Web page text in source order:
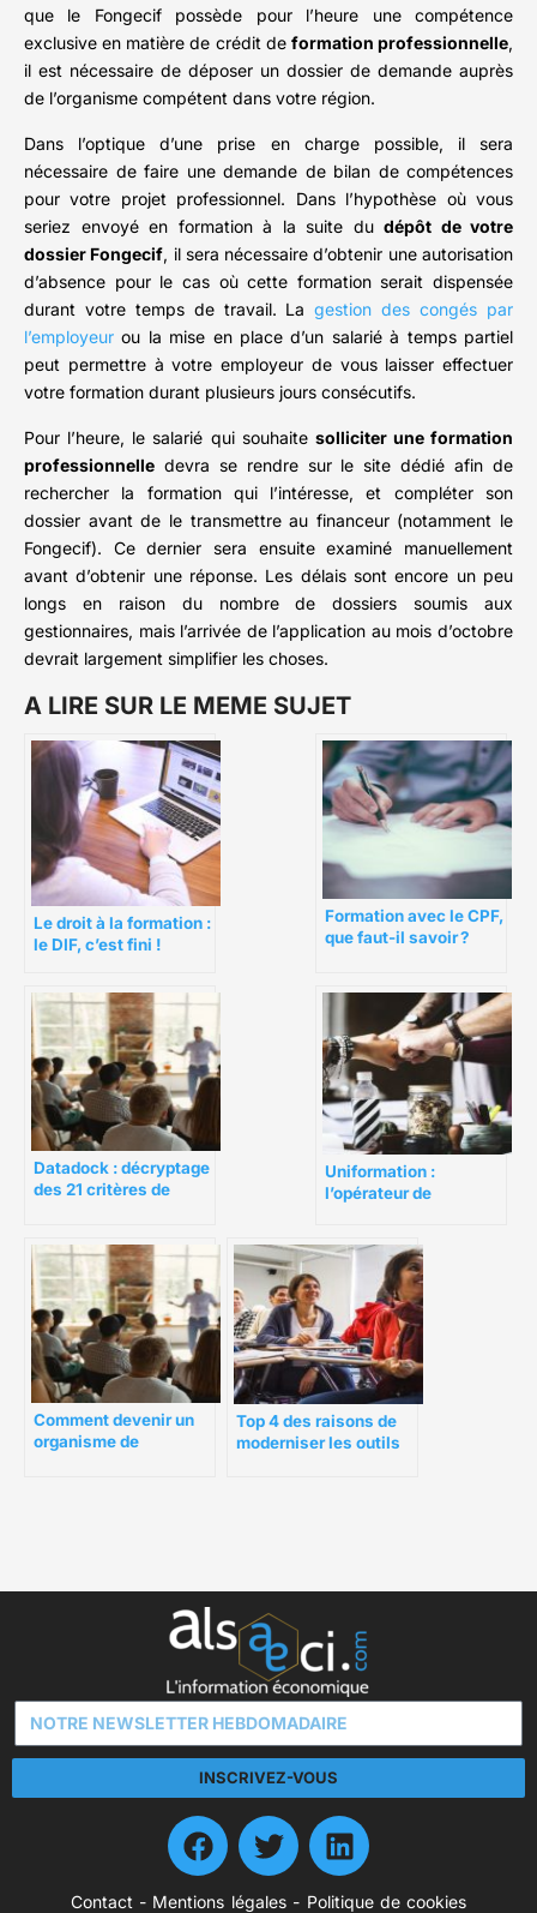
que le Fongecif possède pour l’heure une compétence
exclusive en matière de crédit de formation professionnelle,
il est nécessaire de déposer un dossier de demande auprès
de l’organisme compétent dans votre région.
Dans l’optique d’une prise en charge possible, il sera
nécessaire de faire une demande de bilan de compétences
pour votre projet professionnel. Dans l’hypothèse où vous
seriez envoyé en formation à la suite du dépôt de votre
dossier Fongecif, il sera nécessaire d’obtenir une autorisation
d’absence pour le cas où cette formation serait dispensée
durant votre temps de travail. Lagestion des congés par
l’employeur ou la mise en place d’un salarié à temps partiel
peut permettre à votre employeur de vous laisser effectuer
votre formation durant plusieurs jours consécutifs.
Pour l’heure, le salarié qui souhaite solliciter une formation
professionnelle devra se rendre sur le site dédié afin de
rechercher la formation qui l’intéresse, et compléter son
dossier avant de le transmettre au financeur (notamment le
Fongecif). Ce dernier sera ensuite examiné manuellement
avant d’obtenir une réponse. Les délais sont encore un peu
longs en raison du nombre de dossiers soumis aux
gestionnaires, mais l’arrivée de l’application au mois d’octobre
devrait largement simplifier les choses.
A LIRE SUR LE MEME SUJET
Le droit à la formation :
le DIF, c’est fini !
Formation avec le CPF,
que faut-il savoir ?
Datadock : décryptage
des 21 critères de
Uniformation :
l’opérateur de
salariés
Comment devenir un
organisme de
Top 4 des raisons de
moderniser les outils
INSCRIVEZ-VOUS
Contact - Mentions légales- Politique de cookies